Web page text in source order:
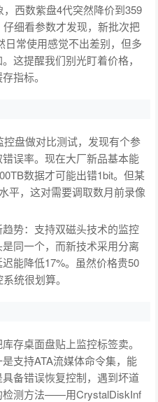
西数紫盘4代突然降价到359
细看参数才发现，新批次把
日常使用感觉不出差别，但多
这提醒我们别光盯着价格，
指标。
盘做对比测试，发现有个参
误率。现在大厂新品基本能
数据才可能出错1bit。但某
平，这对需要调取数月前录像
势：支持双磁头技术的监控
同一个，而新技术采用分离
能降低17%。虽然价格贵50
统很划算。
存桌面盘贴上监控标签卖。
支持ATA流媒体命令集，能
备错误恢复控制，遇到坏道
检测方法——用CrystalDiskInf